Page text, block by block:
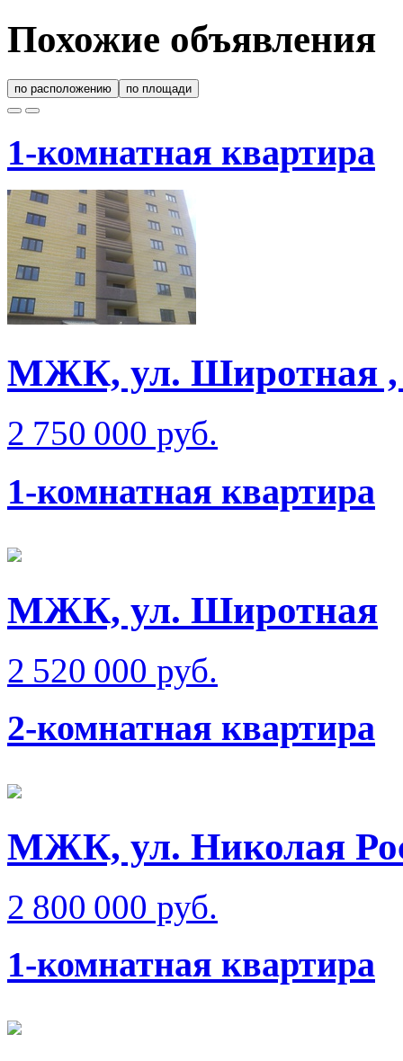
Похожие объявления
по расположению по площади
1-комнатная квартира
МЖК, ул. Широтная ,
2 750 000 руб.
1-комнатная квартира
МЖК, ул. Широтная
2 520 000 руб.
2-комнатная квартира
МЖК, ул. Николая
2 800 000 руб.
1-комнатная квартира